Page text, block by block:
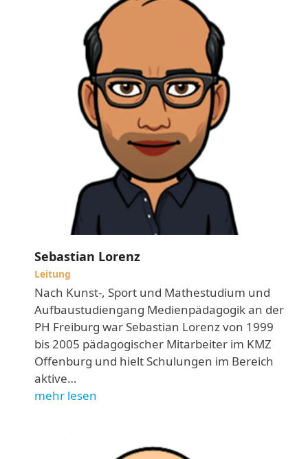
Sebastian Lorenz
Leitung
Nach Kunst-, Sport und Mathestudium und
Aufbaustudiengang Medienpädagogik an der
PH Freiburg war Sebastian Lorenz von 1999
bis 2005 pädagogischer Mitarbeiter im KMZ
Offenburg und hielt Schulungen im Bereich
aktive…
mehr lesen